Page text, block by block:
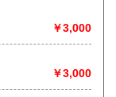
￥3,000
￥3,000